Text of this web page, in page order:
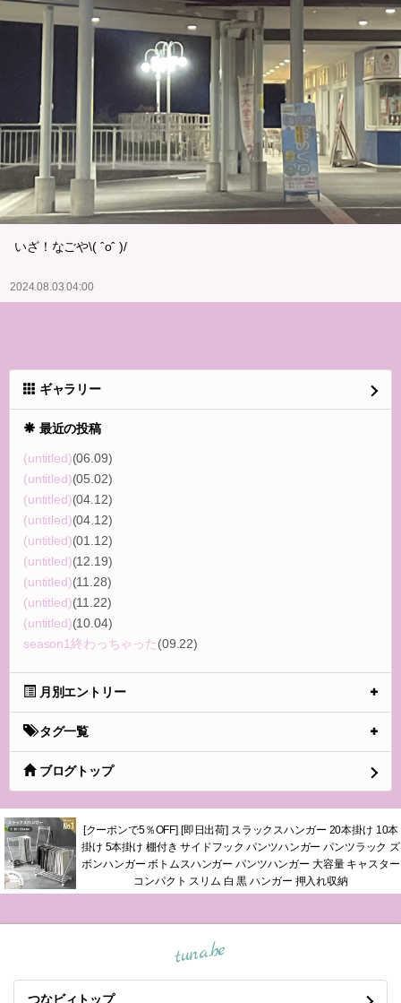
いざ！なごや\( ˆoˆ )/
2024.08.03 04:00
ギャラリー
最近の投稿
(untitled)(06.09)
(untitled)(05.02)
(untitled)(04.12)
(untitled)(04.12)
(untitled)(01.12)
(untitled)(12.19)
(untitled)(11.28)
(untitled)(11.22)
(untitled)(10.04)
season1終わっちゃった(09.22)
月別エントリー
タグ一覧
ブログトップ
[クーポンで5％OFF] [即日出荷] スラックスハンガー 20本掛け 10本
掛け 5本掛け 棚付き サイドフック パンツハンガー パンツラック ズ
ボンハンガー ボトムスハンガー パンツハンガー 大容量 キャスター
コンパクト スリム 白 黒 ハンガー 押入れ収納
tuna.be
つなビィトップ